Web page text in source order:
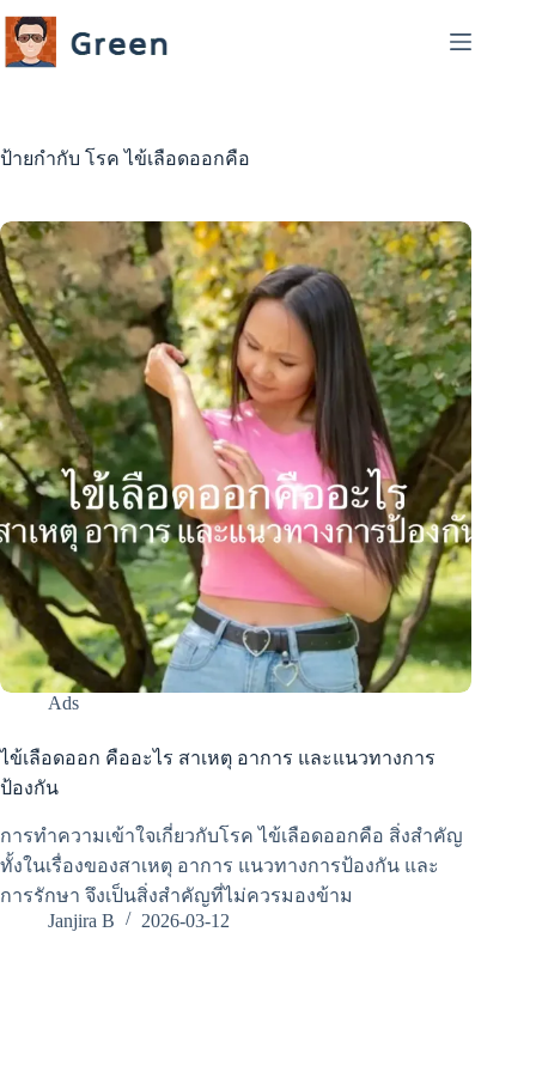
to
content
ป้ายกำกับ โรค ไข้เลือดออกคือ
Ads
ไข้เลือดออก คืออะไร สาเหตุ อาการ และแนวทางการ
ป้องกัน
การทำความเข้าใจเกี่ยวกับโรค ไข้เลือดออกคือ สิ่งสำคัญ
ทั้งในเรื่องของสาเหตุ อาการ แนวทางการป้องกัน และ
การรักษา จึงเป็นสิ่งสำคัญที่ไม่ควรมองข้าม
Janjira B
2026-03-12